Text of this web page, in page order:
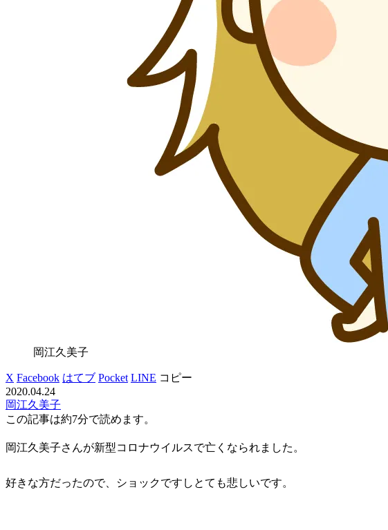
岡江久美子
X Facebook はてブ Pocket LINE コピー
2020.04.24
岡江久美子
この記事は約7分で読めます。
岡江久美子さんが新型コロナウイルスで亡くなられました。
好きな方だったので、ショックですしとても悲しいです。